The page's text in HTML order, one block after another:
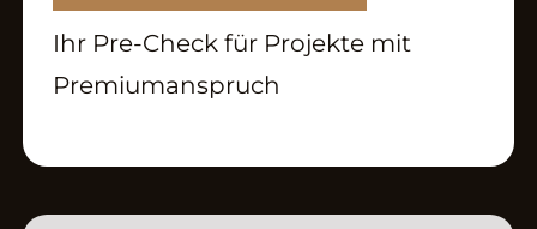
Ihr Pre-Check für Projekte mit
Premiumanspruch